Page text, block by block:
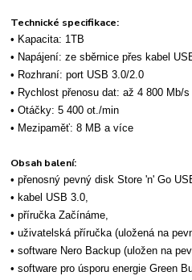
Technické specifikace:
• Kapacita: 1TB
• Napájení: ze sběrnice přes kabel
• Rozhraní: port USB 3.0/2.0
• Rychlost přenosu dat: až 4 800 Mb/
• Otáčky: 5 400 ot./min
• Mezipaměť: 8 MB a více
Obsah balení:
• přenosný pevný disk Store 'n' Go
• kabel USB 3.0,
• příručka Začínáme,
• uživatelská příručka (uložená na
• software Nero Backup (uložen na
• software pro úsporu energie Green